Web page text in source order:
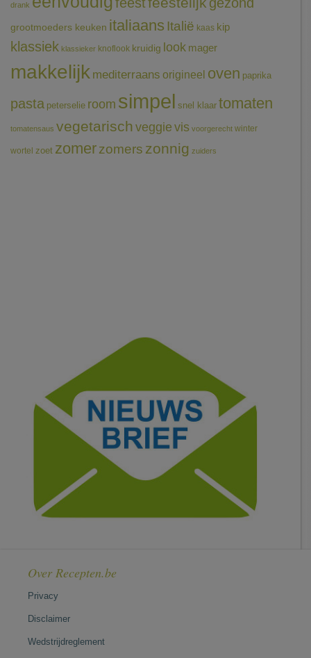
drank
grootmoeders keuken italiaans Italië kaas kip
klassiek klassieker knoflook kruidig look mager
makkelijk mediterraans origineel oven paprika
pasta peterselie room simpel snel klaar tomaten
tomatensaus vegetarischveggie vis voorgerecht winter
wortel zoet zomerzomers zonnig zuiders
Over Recepten.be
Privacy
Disclaimer
Wedstrijdreglement